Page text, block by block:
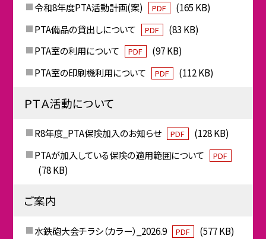
令和8年度PTA活動計画(案)
PDF
(165 KB)
PTA備品の貸出しについて
PDF
(83 KB)
PTA室の利用について
PDF
(97 KB)
PTA室の印刷機利用について
PDF (112 KB)
ＰＴＡ活動について
R8年度_PTA保険加入のお知らせ PDF
(128 KB)
PTAが加入している保険の適用範囲について
PDF
(78 KB)
ご案内
水鉄砲大会チラシ（カラー）_2026.9 PDF (577 KB)